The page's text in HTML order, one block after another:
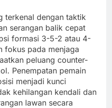
terkenal dengan taktik
serangan balik cepat
formasi 3-5-2 atau 4-
fokus pada menjaga
peluang counter-
Penempatan pemain
menjadi kunci
kehilangan kendali dan
lawan secara